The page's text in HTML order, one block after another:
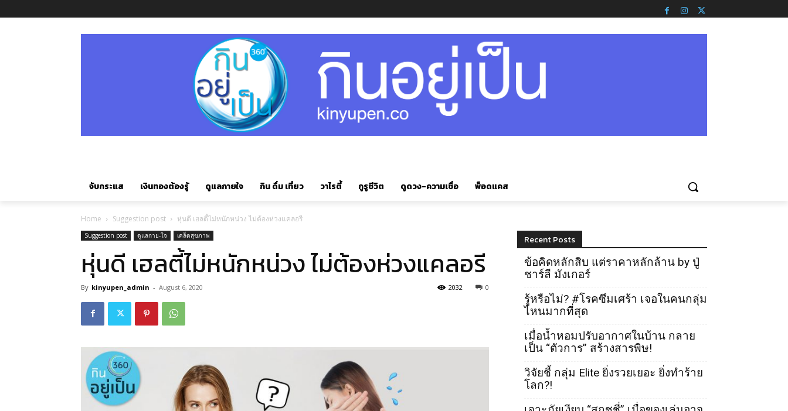
จับกระแส เงินทองต้องรู้ ดูแลกายใจ กิน ดื่ม เที่ยว วาไรตี้ กูรูชีวิต ดูดวง-ความเชื่อ พ็อดแคส
Home Suggestion post หุ่นดี เฮลตี้ไม่หนักหน่วง ไม่ต้องห่วงแคลอรี
Suggestion post ดูแลกาย-ใจ เคล็ดสุขภาพ
หุ่นดี เฮลตี้ไม่หนักหน่วง ไม่ต้องห่วงแคลอรี
By kinyupen_admin - August 6, 2020 0
2032
Recent Posts
ข้อคิดหลักสิบ แต่ราคาหลักล้าน by ปู่
ชาร์ลี มังเกอร์
รู้หรือไม่? #โรคซึมเศร้า เจอในคนกลุ่ม
ไหนมากที่สุด
เมื่อน้ำหอมปรับอากาศในบ้าน กลาย
เป็น “ตัวการ” สร้างสารพิษ!
วิจัยชี้ กลุ่ม Elite ยิ่งรวยเยอะ ยิ่งทำร้าย
โลก?!